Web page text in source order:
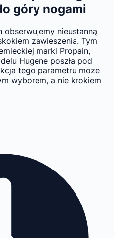
góry nogami
nieustanną
zawieszenia. Tym
marki Propain,
Hugene poszła pod
tego parametru może
wyborem, a nie krokiem